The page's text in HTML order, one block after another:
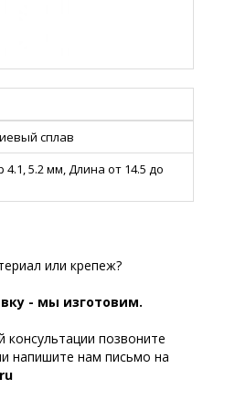
сплав
5.2 мм, Длина от 14.5 до
или крепеж?
- мы изготовим.
позвоните
напишите нам письмо на